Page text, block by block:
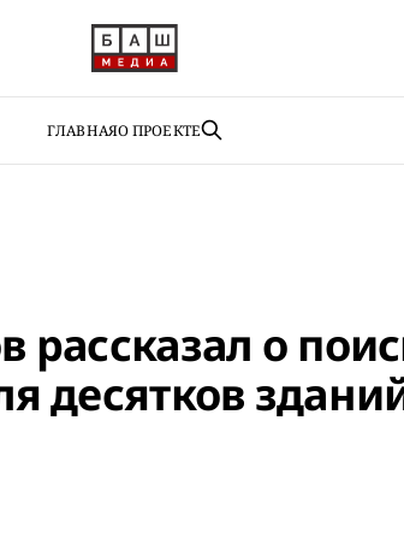
ГЛАВНАЯО ПРОЕКТЕ
рассказал о
десятков